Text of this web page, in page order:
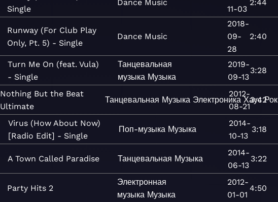
Single
Dance Music
11-03
2:44
Runway (For Club Play
Only, Pt. 5) - Single
Dance Music
2018-
09-
28
2:40
Turn Me On (feat. Vula)
- Single
Танцевальная
музыка Музыка
2019-
09-13
3:28
Nothing But the Beat
Ultimate
Танцевальная Музыка Электроника Хаус Рок
2012-
08-21
3:42
Virus (How About Now)
[Radio Edit] - Single
Поп-музыка Музыка
2014-
10-13
3:18
A Town Called Paradise Танцевальная Музыка
2014-
06-13
3:22
Party Hits 2
Электронная
музыка Музыка
2012-
01-01
4:50